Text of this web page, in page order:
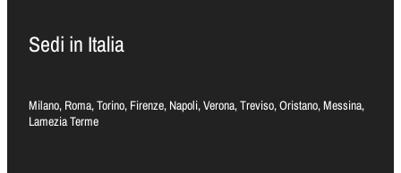
Sedi in Italia
Milano, Roma, Torino, Firenze, Napoli, Verona, Treviso, Oristano, Messina,
Lamezia Terme